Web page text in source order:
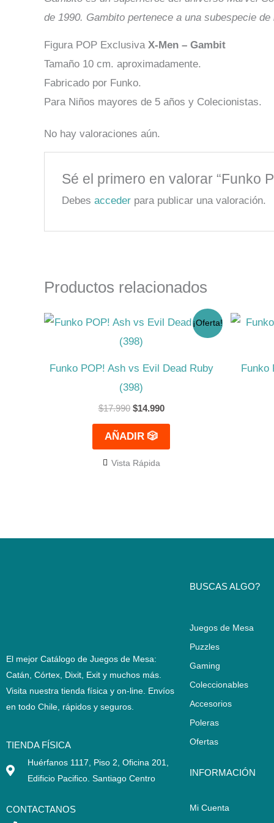
de 1990. Gambito pertenece a una subespecie
Figura POP Exclusiva X-Men – Gambit
Tamaño 10 cm. aproximadamente.
Fabricado por Funko.
Para Niños mayores de 5 años y Colecionistas.
No hay valoraciones aún.
Sé el primero en valorar “Funko
Debesacceder para publicar una valoración.
Productos relacionados
¡Oferta!
Funko POP! Ash vs Evil Dead Ruby
(398)
$17.990
El
original
$17.990.
$14.990
El
$14.990.
AÑADIR 🎲
Vista Rápida
Funko
El mejor Catálogo de Juegos de Mesa:
Catán, Córtex, Dixit, Exit y muchos más.
Visita nuestra tienda física y on-line. Envíos
en todo Chile, rápidos y seguros
TIENDA FÍSICA
Huérfanos 1117, Piso 2, Oficina 201,
Edificio Pacifico. Santiago Centro
CONTACTANOS
BUSCAS ALGO?
Juegos de Mesa
Puzzles
Gaming
Coleccionables
Accesorios
Poleras
Ofertas
INFORMACIÓN
Mi Cuenta